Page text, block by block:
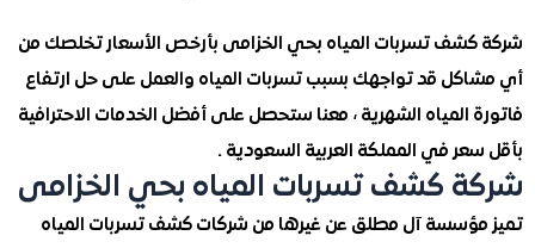
تسربات المياه بحي الخزامى بأرخص الأسعار تخلصك من
قد تواجهك بسبب تسربات المياه والعمل على حل ارتفاع
المياه الشهرية ، معنا ستحصل على أفضل الخدمات الاحترافية
في المملكة العربية السعودية .
كشف تسربات المياه بحي الخزامى
آل مطلق عن غيرها من شركات كشف تسربات المياه